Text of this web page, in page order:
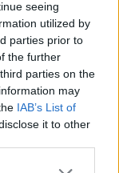
seeing
utilized by
parties prior to
the further
parties on the
may
IAB’s List of
it to other
more Google
klubok
mostani
biztosan nem
ráadásul
fizetést
pedig
értékét.
szállnia